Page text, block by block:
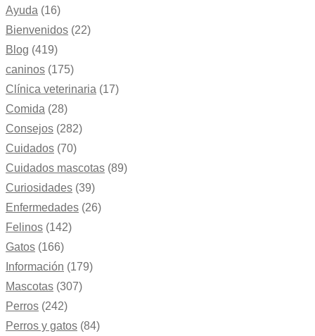
Ayuda (16)
Bienvenidos (22)
Blog (419)
caninos (175)
Clínica veterinaria (17)
Comida (28)
Consejos (282)
Cuidados (70)
Cuidados mascotas (89)
Curiosidades (39)
Enfermedades (26)
Felinos (142)
Gatos (166)
Información (179)
Mascotas (307)
Perros (242)
Perros y gatos (84)